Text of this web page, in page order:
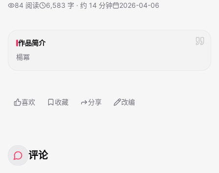
84 阅读 6,583 字 · 约 14 分钟 2026-04-06
作品简介
楊冪
喜欢 收藏 分享 改编
评论